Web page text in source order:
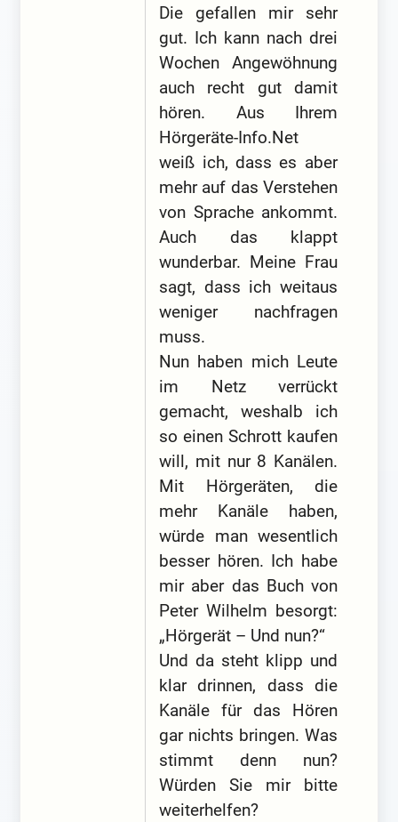
Die gefallen mir sehr
gut. Ich kann nach drei
Wochen Angewöhnung
auch recht gut damit
hören. Aus Ihrem
Hörgeräte-Info.Net
weiß ich, dass es aber
mehr auf das Verstehen
von Sprache ankommt.
Auch das klappt
wunderbar. Meine Frau
sagt, dass ich weitaus
weniger nachfragen
muss.
Nun haben mich Leute
im Netz verrückt
gemacht, weshalb ich
so einen Schrott kaufen
will, mit nur 8 Kanälen.
Mit Hörgeräten, die
mehr Kanäle haben,
würde man wesentlich
besser hören. Ich habe
mir aber das Buch von
Peter Wilhelm besorgt:
„Hörgerät – Und nun?“
Und da steht klipp und
klar drinnen, dass die
Kanäle für das Hören
gar nichts bringen. Was
stimmt denn nun?
Würden Sie mir bitte
weiterhelfen?